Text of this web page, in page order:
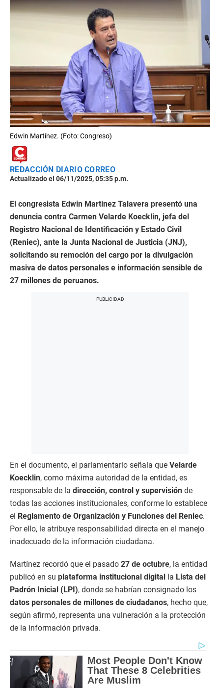
Edwin Martínez. (Foto: Congreso)
REDACCIÓN DIARIO CORREO
Actualizado el 06/11/2025, 05:35 p.m.
El congresista Edwin Martínez Talavera presentó una
denuncia contra Carmen Velarde Koecklin, jefa del
Registro Nacional de Identificación y Estado Civil
(Reniec), ante la Junta Nacional de Justicia (JNJ),
solicitando su remoción del cargo por la divulgación
masiva de datos personales e información sensible de
27 millones de peruanos.
En el documento, el parlamentario señala que Velarde
Koecklin, como máxima autoridad de la entidad, es
responsable de la dirección, control y supervisión de
todas las acciones institucionales, conforme lo establece
el Reglamento de Organización y Funciones del Reniec.
Por ello, le atribuye responsabilidad directa en el manejo
inadecuado de la información ciudadana.
Martínez recordó que el pasado 27 de octubre, la entidad
publicó en su plataforma institucional digital la Lista del
Padrón Inicial (LPI), donde se habrían consignado los
datos personales de millones de ciudadanos, hecho que,
según afirmó, representa una vulneración a la protección
de la información privada.